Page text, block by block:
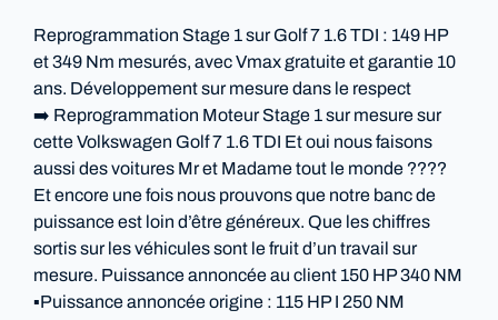
Reprogrammation Stage 1 sur Golf 7 1.6 TDI : 149 HP
et 349 Nm mesurés, avec Vmax gratuite et garantie 10
ans. Développement sur mesure dans le respect
➡️ Reprogrammation Moteur Stage 1 sur mesure sur
cette Volkswagen Golf 7 1.6 TDI Et oui nous faisons
aussi des voitures Mr et Madame tout le monde ????
Et encore une fois nous prouvons que notre banc de
puissance est loin d’être généreux. Que les chiffres
sortis sur les véhicules sont le fruit d’un travail sur
mesure. Puissance annoncée au client 150 HP 340 NM
▪️Puissance annoncée origine : 115 HP I 250 NM